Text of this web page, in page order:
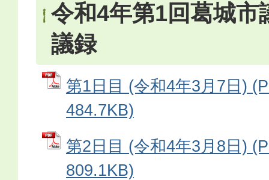
令和4年第1回葛城市
議録
第1日目 (令和4年3月7日)
484.7KB)
第2日目 (令和4年3月8日)
809.1KB)